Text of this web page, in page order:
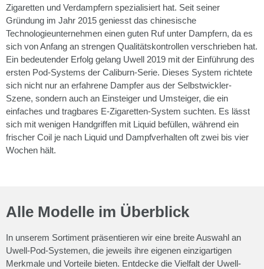
Zigaretten und Verdampfern spezialisiert hat. Seit seiner
Gründung im Jahr 2015 geniesst das chinesische
Technologieunternehmen einen guten Ruf unter Dampfern, da es
sich von Anfang an strengen Qualitätskontrollen verschrieben hat.
Ein bedeutender Erfolg gelang Uwell 2019 mit der Einführung des
ersten Pod-Systems der Caliburn-Serie. Dieses System richtete
sich nicht nur an erfahrene Dampfer aus der Selbstwickler-
Szene, sondern auch an Einsteiger und Umsteiger, die ein
einfaches und tragbares E-Zigaretten-System suchten. Es lässt
sich mit wenigen Handgriffen mit Liquid befüllen, während ein
frischer Coil je nach Liquid und Dampfverhalten oft zwei bis vier
Wochen hält.
Alle Modelle im Überblick
In unserem Sortiment präsentieren wir eine breite Auswahl an
Uwell-Pod-Systemen, die jeweils ihre eigenen einzigartigen
Merkmale und Vorteile bieten. Entdecke die Vielfalt der Uwell-